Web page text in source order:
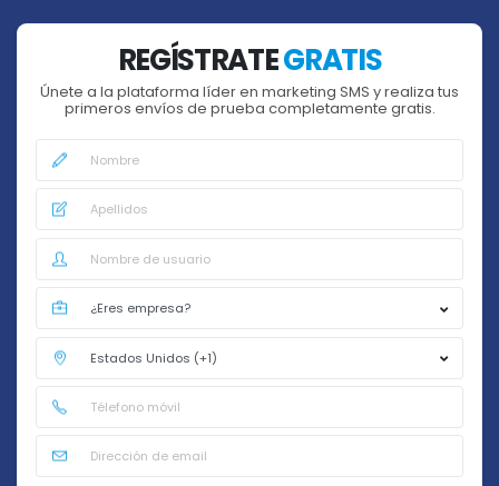
REGÍSTRATEGRATIS
Únete a la plataforma líder en marketing SMS y realiza tus
primeros envíos de prueba completamente gratis.